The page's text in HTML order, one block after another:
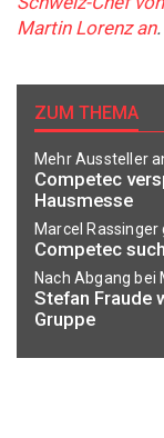
Martin Lorenz an.
ZUM THEMA
Mehr Aussteller
Competec
Hausmesse
Marcel Rassinger
Competec
Nach Abgang bei
Stefan Fraude
Gruppe